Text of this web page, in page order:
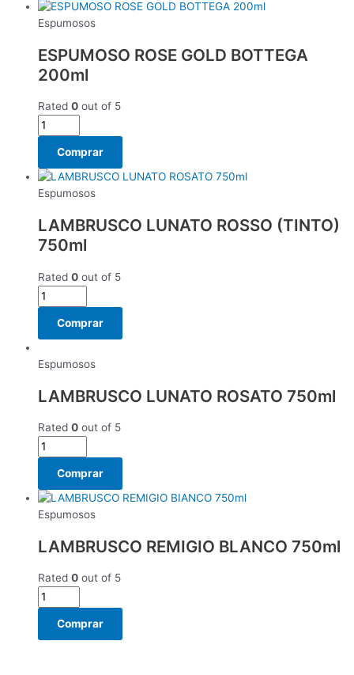
Espumosos
ESPUMOSO ROSE GOLD BOTTEGA
200ml
Rated 0 out of 5
Comprar
Espumosos
LAMBRUSCO LUNATO ROSSO (TINTO)
750ml
Rated 0 out of 5
Comprar
Espumosos
LAMBRUSCO LUNATO ROSATO 750ml
Rated 0 out of 5
Comprar
Espumosos
LAMBRUSCO REMIGIO BLANCO 750ml
Rated 0 out of 5
Comprar